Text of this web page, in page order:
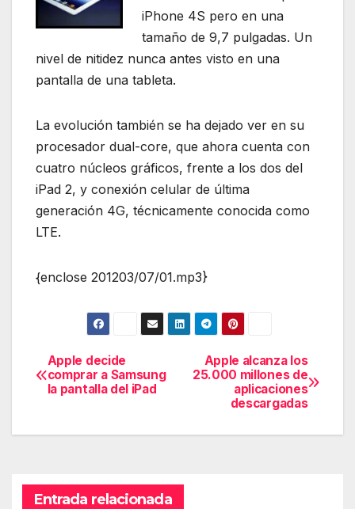
iPhone 4S pero en una
tamaño de 9,7 pulgadas. Un
nivel de nitidez nunca antes visto en una
pantalla de una tableta.
La evolución también se ha dejado ver en su
procesador dual-core, que ahora cuenta con
cuatro núcleos gráficos, frente a los dos del
iPad 2, y conexión celular de última
generación 4G, técnicamente conocida como
LTE.
{enclose 201203/07/01.mp3}
Navegación
de
entradas
Apple alcanza los
25.000 millones de
aplicaciones
descargadas
Apple decide
comprar a Samsung
la pantalla del iPad
Entrada relacionada